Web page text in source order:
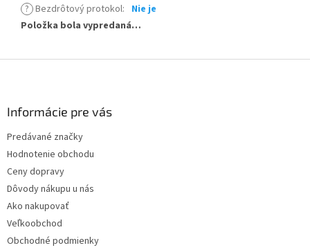
? Bezdrôtový protokol: Nie je
Položka bola vypredaná…
Informácie pre vás
Predávané značky
Hodnotenie obchodu
Ceny dopravy
Dôvody nákupu u nás
Ako nakupovať
Veľkoobchod
Obchodné podmienky